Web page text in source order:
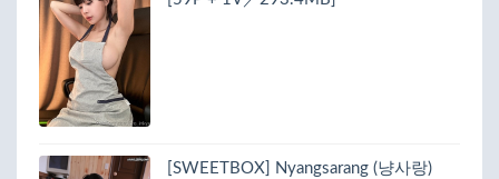
[SWEETBOX] Nyangsarang (냥사랑)